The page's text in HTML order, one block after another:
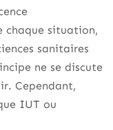
chaque situation,
sanitaires
ne se discute
Cependant,
IUT ou